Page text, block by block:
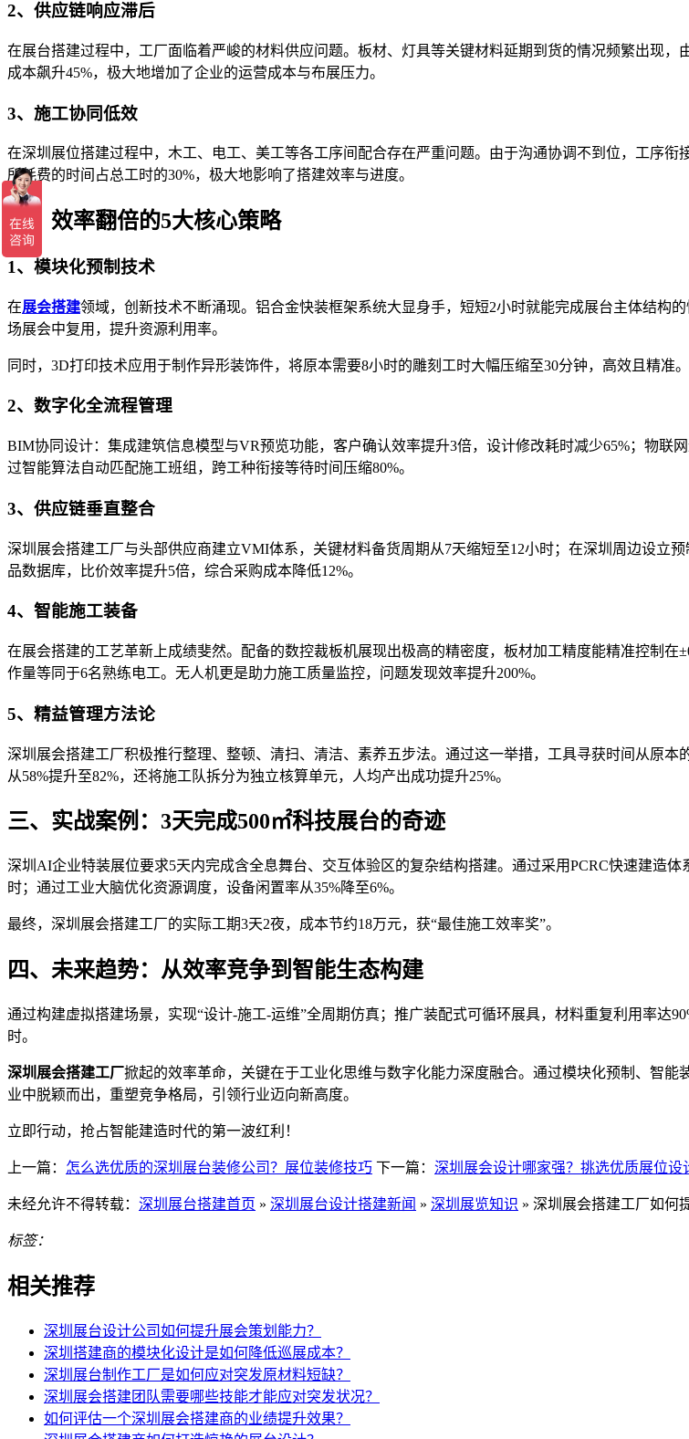
2、供应链响应滞后
在展台搭建过程中，工厂面临着严峻的材料供应问题。板材、灯具等关键材料延期到货的情况频繁出现
成本飙升45%，极大地增加了企业的运营成本与布展压力。
3、施工协同低效
在深圳展位搭建过程中，木工、电工、美工等各工序间配合存在严重问题。由于沟通协调不到位，工序衔
所耗费的时间占总工时的30%，极大地影响了搭建效率与进度。
二、效率翻倍的5大核心策略
1、模块化预制技术
在展会搭建领域，创新技术不断涌现。铝合金快装框架系统大显身手，短短2小时就能完成展台主体结构
场展会中复用，提升资源利用率。
同时，3D打印技术应用于制作异形装饰件，将原本需要8小时的雕刻工时大幅压缩至30分钟，高效且精准。
2、数字化全流程管理
BIM协同设计：集成建筑信息模型与VR预览功能，客户确认效率提升3倍，设计修改耗时减少65%；物
过智能算法自动匹配施工班组，跨工种衔接等待时间压缩80%。
3、供应链垂直整合
深圳展会搭建工厂与头部供应商建立VMI体系，关键材料备货周期从7天缩短至12小时；在深圳周边设立
品数据库，比价效率提升5倍，综合采购成本降低12%。
4、智能施工装备
在展会搭建的工艺革新上成绩斐然。配备的数控裁板机展现出极高的精密度，板材加工精度能精准控制
作量等同于6名熟练电工。无人机更是助力施工质量监控，问题发现效率提升200%。
5、精益管理方法论
深圳展会搭建工厂积极推行整理、整顿、清扫、清洁、素养五步法。通过这一举措，工具寻获时间从原
从58%提升至82%，还将施工队拆分为独立核算单元，人均产出成功提升25%。
三、实战案例：3天完成500㎡科技展台的奇迹
深圳AI企业特装展位要求5天内完成含全息舞台、交互体验区的复杂结构搭建。通过采用PCRC快速建造
时；通过工业大脑优化资源调度，设备闲置率从35%降至6%。
最终，深圳展会搭建工厂的实际工期3天2夜，成本节约18万元，获“最佳施工效率奖”。
四、未来趋势：从效率竞争到智能生态构建
通过构建虚拟搭建场景，实现“设计-施工-运维”全周期仿真；推广装配式可循环展具，材料重复利用率达
时。
深圳展会搭建工厂掀起的效率革命，关键在于工业化思维与数字化能力深度融合。通过模块化预制、智
业中脱颖而出，重塑竞争格局，引领行业迈向新高度。
立即行动，抢占智能建造时代的第一波红利！
上一篇： 怎么选优质的深圳展台装修公司？展位装修技巧 下一篇： 深圳展会设计哪家强？挑选优质展位设
未经允许不得转载： 深圳展台搭建首页 » 深圳展台设计搭建新闻 » 深圳展览知识 » 深圳展会搭建工厂如何
标签：
相关推荐
深圳展台设计公司如何提升展会策划能力？
深圳搭建商的模块化设计是如何降低巡展成本？
深圳展台制作工厂是如何应对突发原材料短缺？
深圳展会搭建团队需要哪些技能才能应对突发状况？
如何评估一个深圳展会搭建商的业绩提升效果？